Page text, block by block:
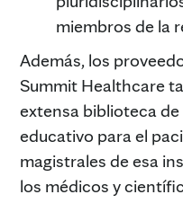
miembros de la
Además, los
Summit Healthcare
extensa biblioteca
educativo para el
magistrales de esa
los médicos y